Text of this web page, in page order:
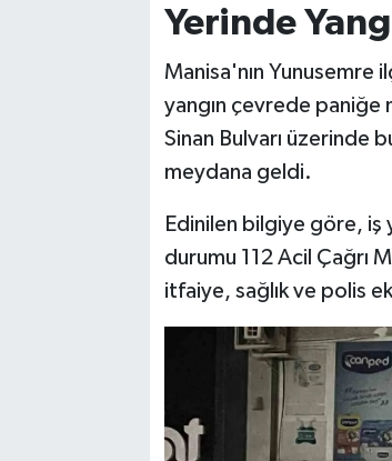
Yerinde
Manisa'nın Yunusemre
yangın çevrede paniğe
Sinan Bulvarı üzerinde
meydana geldi.
Edinilen bilgiye göre, iş
durumu 112 Acil Çağrı
itfaiye, sağlık ve polis